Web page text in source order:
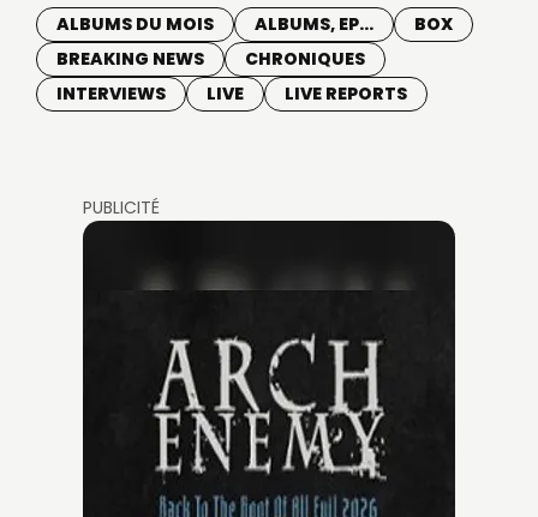
ALBUMS DU MOIS ALBUMS, EP...
BOX
BREAKING NEWS
CHRONIQUES
INTERVIEWS
LIVE LIVE REPORTS
PUBLICITÉ